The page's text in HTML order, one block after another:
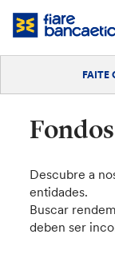
Saltar
Faite clienta/e
FAITE
Descubre a
entidades.
Buscar
deben ser